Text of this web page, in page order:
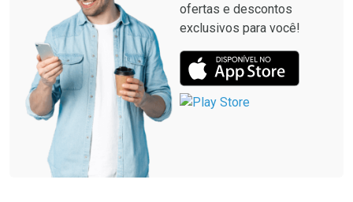
ofertas e descontos
exclusivos para você!